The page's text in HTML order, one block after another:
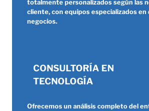
totalmente personalizados según las
cliente, con equipos especializados
negocios.
CONSULTORÍA EN
TECNOLOGÍA
Ofrecemos un análisis completo del